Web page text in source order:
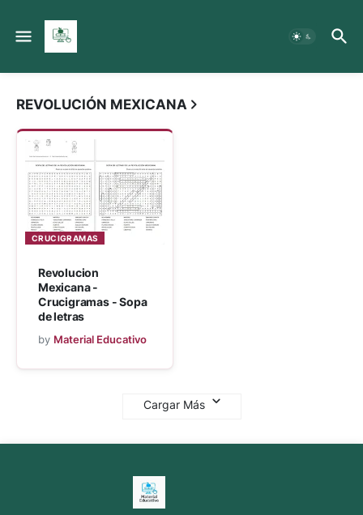
REVOLUCIÓN MEXICANA
CRUCIGRAMAS
Revolucion
Mexicana -
Crucigramas - Sopa
de letras
by Material Educativo
Cargar Más